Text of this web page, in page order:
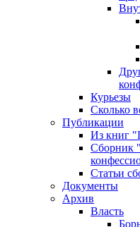
Курьезы
Сколько
Публикации
Из книг
Сборник
Статьи
Документы
Архив
Власть